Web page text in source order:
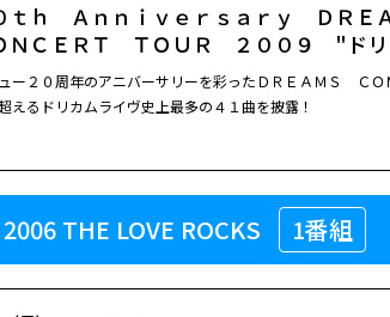
ｔｈ Ａｎｎｉｖｅｒｓａｒｙ ＤＲ
ＮＣＥＲＴ ＴＯＵＲ ２００９ "ドリ
ー２０周年のアニバーサリーを彩ったＤＲＥＡＭＳ Ｃ
えるドリカムライヴ史上最多の４１曲を披露！
THE LOVE ROCKS 1番組